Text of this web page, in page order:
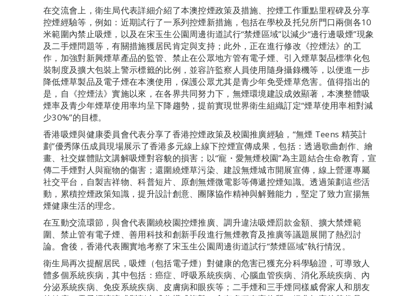
在交流會上，衛生局代表詳細介紹了本澳控煙政策及措施、控煙工作重點里程碑及分享
控煙經驗等，例如：近期試行了一系列控煙新措施，包括在學校及托兒所門口兩側各10
米範圍內禁止吸煙，以及在宋玉生公園周邊街道試行“禁煙區域”以減少“邊行邊吸煙”現象
及二手煙問題等，有關措施獲居民肯定與支持；此外，正在進行修改《控煙法》的工
作，加強對新興煙草產品的監管、禁止在公眾地方管有電子煙、引入煙草製品標準化包
裝制度及擴大包裝上警示標籤的比例，並容許監察人員使用隨身攝錄機等，以便進一步
降低煙草製品及電子煙在本澳使用，保護公眾尤其是青少年免受煙草危害。值得指出的
是，自《控煙法》實施以來，在各界共同努力下，無煙環境建設成效顯著，本澳整體吸
煙率及青少年煙草使用率均呈下降趨勢，提前實現世界衛生組織訂定“煙草使用率相對減
少30%”的目標。
香港吸煙與健康委員會代表分享了香港控煙政策及校園推廣經驗，“無煙 Teens 精英計
劃”優秀隊伍成員現場展示了香港多元線上線下控煙宣傳成果，包括：透過歌曲創作、繪
畫、社交媒體貼文講解吸煙對容貌的損害；以“寵・愛無煙校園”為主題結合生命教育，宣
傳二手煙對人與寵物的傷害；還圍繞煙草污染、建設無煙城市開展宣傳，線上營運專屬
社交平台，自製吉祥物、科普短片、原創無煙微電影等傳遞控煙知識。透過策劃這些活
動，累積控煙政策知識，提升設計創意、團隊協作精神與解難能力，堅定了致力宣揚無
煙健康生活的理念。
在互動交流環節，與會代表圍繞校園控煙推廣、調升違法吸煙罰款金額、擴大禁煙範
圍、禁止管有電子煙、善用科技和創新手段進行無煙教育及推廣等議題展開了熱烈討
論。會後，香港代表團實地考察了宋玉生公園周邊街道試行“禁煙區域”執行情況。
衛生局再次提醒居民，吸煙（包括電子煙）對健康的危害已獲充分科學驗證，可導致人
體多個系統疾病，其中包括：癌症、呼吸系統疾病、心腦血管疾病、消化系統疾病、內
分泌系統疾病、免疫系統疾病、皮膚病和眼疾等；二手煙和三手煙同樣威脅家人和朋友